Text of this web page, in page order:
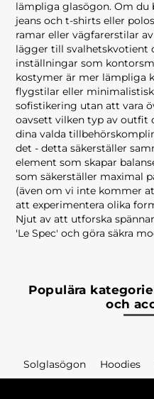
lämpliga glasögon. Om du
jeans och t-shirts eller
ramar eller vägfarerstilar
lägger till svalhetskvotient
inställningar som
kostymer är mer lämpliga
flygstilar eller
sofistikering utan att vara
oavsett vilken typ av outfit
dina valda
det - detta säkerställer
element som skapar
som säkerställer maximal
(även om vi inte kommer
att experimentera olika
Njut av att utforska
'Le Spec' och göra säkra
Populära
och
Solglasögon Hoodies